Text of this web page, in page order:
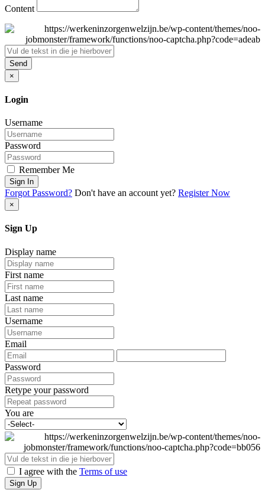
Content
Send
×
Login
Username
Password
Remember Me
Sign In
Forgot Password? Don't have an account yet? Register Now
×
Sign Up
Display name
First name
Last name
Username
Email
Password
Retype your password
You are
I agree with the Terms of use
Sign Up